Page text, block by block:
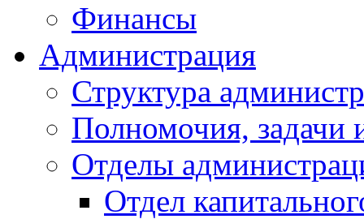
Финансы
Администрация
Структура
Полномочия, задачи
Отделы
Отдел